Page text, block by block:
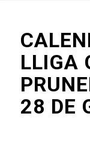
LLIGA
28 DE